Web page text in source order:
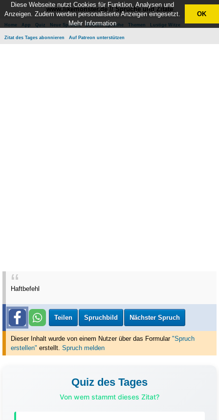
www.likemonster.de // Sprüche und Zitate
Home App Quiz Neue Sprüche Beliebte Sprüche Themen Lustige Witze
Zitat des Tages abonnieren Auf Patreon unterstützen
Haftbefehl
Teilen Spruchbild Nächster Spruch
Dieser Inhalt wurde von einem Nutzer über das Formular "Spruch
erstellen" erstellt. Spruch melden
Quiz des Tages
Von wem stammt dieses Zitat?
Diese Webseite nutzt Cookies für Funktion, Analysen und
Anzeigen. Zudem werden personalisierte Anzeigen eingesetzt.
Mehr Information
OK